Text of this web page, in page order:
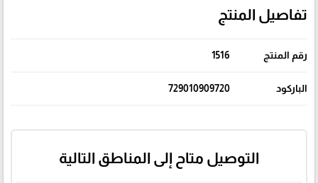
تفاصيل المنتج
رقم المنتج 1516
الباركود 729010909720
التوصيل متاح إلى المناطق التالية